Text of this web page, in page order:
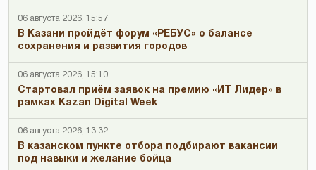
06 августа 2026, 15:57
В Казани пройдёт форум «РЕБУС» о балансе
сохранения и развития городов
06 августа 2026, 15:10
Стартовал приём заявок на премию «ИТ Лидер» в
рамках Kazan Digital Week
06 августа 2026, 13:32
В казанском пункте отбора подбирают вакансии
под навыки и желание бойца